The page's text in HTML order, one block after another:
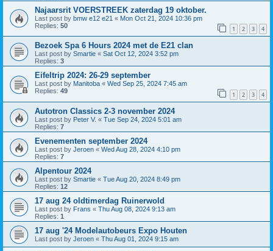
Najaarsrit VOERSTREEK zaterdag 19 oktober.
Last post by bmw e12 e21 « Mon Oct 21, 2024 10:36 pm
Replies: 50 1 2 3 4
Bezoek Spa 6 Hours 2024 met de E21 clan
Last post by Smartie « Sat Oct 12, 2024 3:52 pm
Replies: 3
Eifeltrip 2024: 26-29 september
Last post by Manitoba « Wed Sep 25, 2024 7:45 am
Replies: 49 1 2 3 4
Autotron Classics 2-3 november 2024
Last post by Peter V. « Tue Sep 24, 2024 5:01 am
Replies: 7
Evenementen september 2024
Last post by Jeroen « Wed Aug 28, 2024 4:10 pm
Replies: 7
Alpentour 2024
Last post by Smartie « Tue Aug 20, 2024 8:49 pm
Replies: 12
17 aug 24 oldtimerdag Ruinerwold
Last post by Frans « Thu Aug 08, 2024 9:13 am
Replies: 1
17 aug '24 Modelautobeurs Expo Houten
Last post by Jeroen « Thu Aug 01, 2024 9:15 am